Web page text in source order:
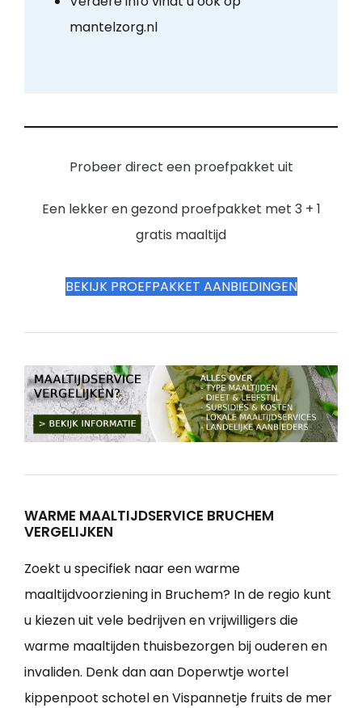
mantelzorg.nl
Probeer direct een proefpakket uit
Een lekker en gezond proefpakket met 3 + 1
gratis maaltijd
BEKIJK PROEFPAKKET AANBIEDINGEN
WARME MAALTIJDSERVICE BRUCHEM
VERGELIJKEN
Zoekt u specifiek naar een warme
maaltijdvoorziening in Bruchem? In de regio kunt
u kiezen uit vele bedrijven en vrijwilligers die
warme maaltijden thuisbezorgen bij ouderen en
invaliden. Denk dan aan Doperwtje wortel
kippenpoot schotel en Vispannetje fruits de mer